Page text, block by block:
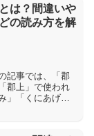
は？間違いや
の読み方を解
記事では、「郡
郡上」で使われ
」「くにあげ」